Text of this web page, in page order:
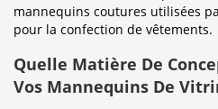
mannequins coutures utilisées
pour la confection de vêtements.
Quelle Matière De
Vos Mannequins De